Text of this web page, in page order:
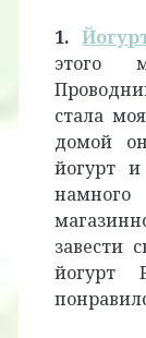
1.
этого
стала
домой
йогурт
завести